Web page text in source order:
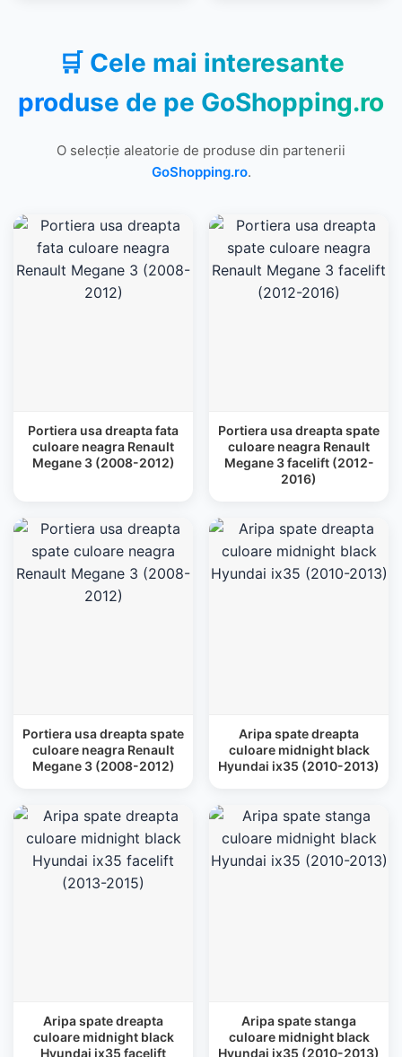
🛒 Cele mai interesante
produse de pe GoShopping.ro
O selecție aleatorie de produse din partenerii
GoShopping.ro.
Portiera usa dreapta fata
culoare neagra Renault
Megane 3 (2008-2012)
Portiera usa dreapta spate
culoare neagra Renault
Megane 3 facelift (2012-
2016)
Portiera usa dreapta spate
culoare neagra Renault
Megane 3 (2008-2012)
Aripa spate dreapta
culoare midnight black
Hyundai ix35 (2010-2013)
Aripa spate dreapta
culoare midnight black
Hyundai ix35 facelift
Aripa spate stanga
culoare midnight black
Hyundai ix35 (2010-2013)